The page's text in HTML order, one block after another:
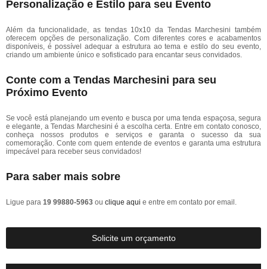
Personalização e Estilo para seu Evento
Além da funcionalidade, as tendas 10x10 da Tendas Marchesini também
oferecem opções de personalização. Com diferentes cores e acabamentos
disponíveis, é possível adequar a estrutura ao tema e estilo do seu evento,
criando um ambiente único e sofisticado para encantar seus convidados.
Conte com a Tendas Marchesini para seu
Próximo Evento
Se você está planejando um evento e busca por uma tenda espaçosa, segura
e elegante, a Tendas Marchesini é a escolha certa. Entre em contato conosco,
conheça nossos produtos e serviços e garanta o sucesso da sua
comemoração. Conte com quem entende de eventos e garanta uma estrutura
impecável para receber seus convidados!
Para saber mais sobre
Ligue para 19 99880-5963 ou clique aqui e entre em contato por email.
Solicite um orçamento